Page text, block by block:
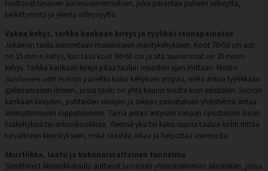
tuottavat tasaisen äänenvaimennuksen, joka parantaa puheen selkeyttä,
keskittymistä ja yleistä viihtyvyyttä.
Vakaa kehys, tarkka kankaan kireys ja tyylikäs reunapainatus
Jokainen taulu asennetaan massiiviseen mäntykehykseen. Koot 70×50 cm asti
on 15 mm:n kehys, kun taas koot 90×60 cm ja sitä suuremmat on 20 mm:n
kehys. Tarkka kankaan kireys pitää taulun muodon ajan mittaan. Motiivi
Sunflowers with fruiton painettu koko kehyksen ympäri, mikä antaa tyylikkään
galleriamaisen ilmeen, jossa taulu on yhtä kaunis sivulta kuin edestäkin. Suoran
kankaan kireyden, puhtaiden viivojen ja oikean painatuksen yhdistelmä antaa
ammattimaisen lopputuloksen. Tämä antaa erityisen vakaan ripustuksen ilman
lisäkehyksiä tai erikoiskoukkuja. Yleensä yksi tai kaksi ruuvia taulua kohti riittää
turvalliseen kiinnitykseen, mikä säästää aikaa ja helpottaa asennusta.
Akustiikka, laatu ja kokonaisvaltainen tunnelma
SilentDirect Akustiikkataulu auttavat luomaan yhtenäisemmän akustiikan, jossa